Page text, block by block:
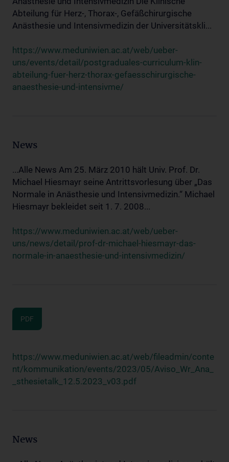
Abteilung für Herz-, Thorax-, Gefäßchirurgische
Anästhesie und Intensivmedizin der Universitätskli...
https://www.meduniwien.ac.at/web/ueber-
uns/events/detail/postgraduales-curriculum-klin-
abteilung-fuer-herz-thorax-gefaesschirurgische-
anaesthesie-und-intensivme/
News
...Alle News Am 25. März 2010 hält Univ. Prof. Dr.
Michael Hiesmayr seine Antrittsvorlesung über „Das
Normale in Anästhesie und Intensivmedizin.“ Michael
Hiesmayr bekleidet seit 1. 7. 2008...
https://www.meduniwien.ac.at/web/ueber-
uns/news/detail/prof-dr-michael-hiesmayr-das-
normale-in-anaesthesie-und-intensivmedizin/
PDF
https://www.meduniwien.ac.at/web/fileadmin/conte
nt/kommunikation/events/2023/05/Aviso_Wr_Ana_
_sthesietalk_12.5.2023_v03.pdf
News